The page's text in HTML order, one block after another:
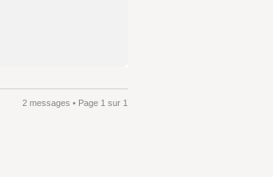
2 messages • Page 1 sur 1